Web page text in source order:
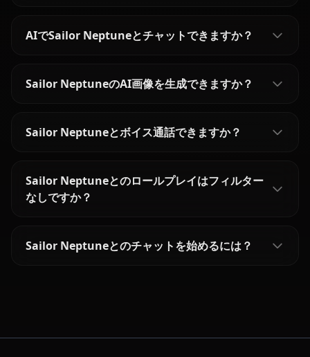
AIでSailor Neptuneとチャットできますか？
Sailor NeptuneのAI画像を生成できますか？
Sailor Neptuneとボイス通話できますか？
Sailor Neptuneとのロールプレイはフィルター
なしですか？
Sailor Neptuneとのチャットを始めるには？